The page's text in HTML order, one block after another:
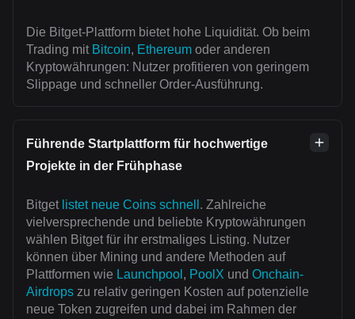
Die Bitget-Plattform bietet hohe Liquidität. Ob beim
Trading mit Bitcoin, Ethereum oder anderen
Kryptowährungen: Nutzer profitieren von geringem
Slippage und schneller Order-Ausführung.
Führende Startplattform für hochwertige
Projekte in der Frühphase
Bitget listet neue Coins schnell . Zahlreiche
vielversprechende und beliebte Kryptowährungen
wählen Bitget für ihr erstmaliges Listing. Nutzer
können über Mining und andere Methoden auf
Plattformen wie Launchpool , PoolX und Onchain-
Airdrops zu relativ geringen Kosten auf potenzielle
neue Token zugreifen und dabei im Rahmen der